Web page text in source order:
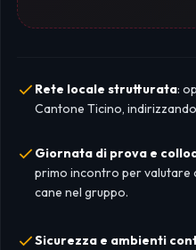
Rete locale strutturata:
Cantone Ticino,
Giornata di prova e
primo incontro per valutare
cane nel gruppo.
Sicurezza e ambienti